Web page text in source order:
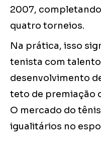
2007,
quatro torneios.
Na prática, isso
tenista com talento
desenvolvimento
teto de premiação
O mercado do
igualitários no